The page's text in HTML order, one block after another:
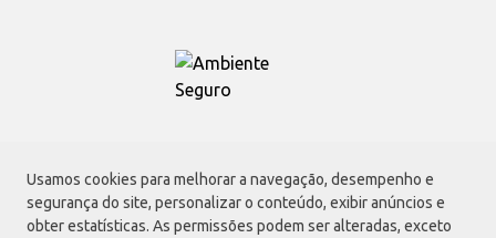
Usamos cookies para melhorar a navegação, desempenho e
segurança do site, personalizar o conteúdo, exibir anúncios e
obter estatísticas. As permissões podem ser alteradas, exceto
Atacadão S.A.
Avenida Morvan Dias de Figueiredo, 6169, Vila Maria, São Paulo - SP | CEP
02170-901 | CNPJ: 75.315.333/0001-09